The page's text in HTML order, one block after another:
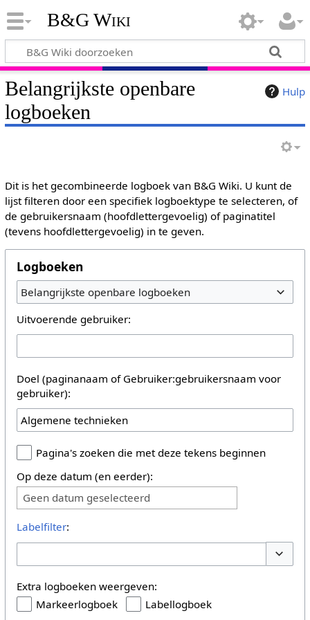
B&G Wiki
Hulp
Belangrijkste openbare
logboeken
Dit is het gecombineerde logboek van B&G Wiki. U kunt de
lijst filteren door een specifiek logboektype te selecteren, of
de gebruikersnaam (hoofdlettergevoelig) of paginatitel
(tevens hoofdlettergevoelig) in te geven.
Logboeken
Belangrijkste openbare logboeken
Uitvoerende gebruiker:
Doel (paginanaam of Gebruiker:gebruikersnaam voor
gebruiker):
Pagina's zoeken die met deze tekens beginnen
Op deze datum (en eerder):
Geen datum geselecteerd
Labelfilter:
Extra logboeken weergeven:
Markeerlogboek
Labellogboek